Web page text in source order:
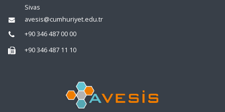
Sivas
avesis@cumhuriyet.edu.tr
+90 346 487 00 00
+90 346 487 11 10